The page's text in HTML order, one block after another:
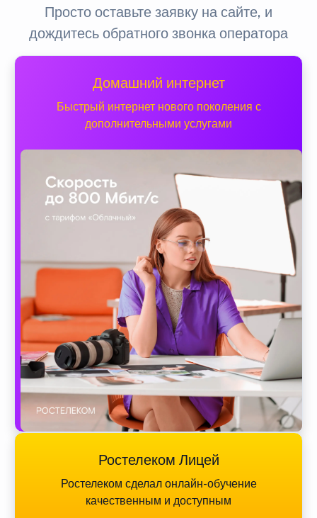
Просто оставьте заявку на сайте, и
дождитесь обратного звонка оператора
Домашний интернет
Быстрый интернет нового поколения с
дополнительными услугами
Ростелеком Лицей
Ростелеком сделал онлайн-обучение
качественным и доступным